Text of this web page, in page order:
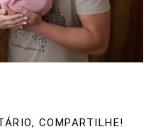
COMPARTILHE!